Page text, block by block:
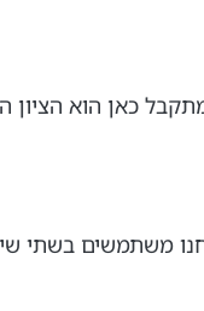
כאן הוא
משתמשים בשתי